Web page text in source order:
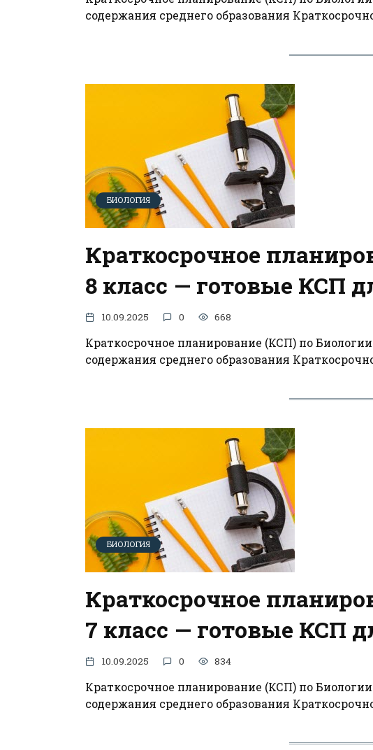
содержания среднего образования
БИОЛОГИЯ
Краткосрочное
8 класс — готовые КСП
10.09.2025 0 668
Краткосрочное планирование (КСП) по
содержания среднего образования
БИОЛОГИЯ
Краткосрочное
7 класс — готовые КСП
10.09.2025 0 834
Краткосрочное планирование (КСП) по
содержания среднего образования